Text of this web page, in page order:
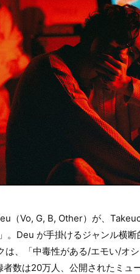
（Vo, G, B, Other）が、
。Deu が手掛けるジャンル横
は、「中毒性がある/エモい/オ
数は20万人、公開されたミ